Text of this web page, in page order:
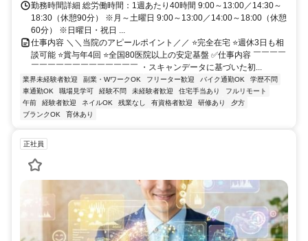
勤務時間詳細 総労働時間：1週あたり40時間 9:00～13:00／14:30～
18:30（休憩90分） ※月～土曜日 9:00～13:00／14:00～18:00（休憩
60分） ※日曜日・祝日 ...
仕事内容 ＼＼当院のアピールポイント／／ ⭐完全在宅 ⭐週休3日も相
談可能 ⭐賞与年4回 ⭐全国80医院以上の安定基盤 ✅仕事内容 ￣￣￣￣
￣￣￣￣￣￣￣￣￣￣￣￣￣ ・スキャンデータに基づいた初...
業界未経験者歓迎 副業・WワークOK フリーター歓迎 バイク通勤OK
学歴不問
車通勤OK
職場見学可 経験不問 未経験者歓迎 住宅手当あり
フルリモート
午前
経験者歓迎 ネイルOK 残業なし 有資格者歓迎 研修あり
夕方
ブランクOK
育休あり
正社員